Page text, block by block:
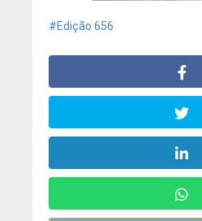
Edição 656